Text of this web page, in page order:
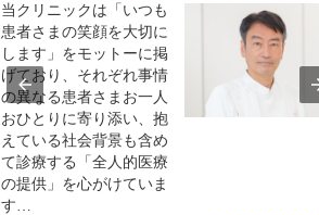
当クリニックは「いつも
患者さまの笑顔を大切に
します」をモットーに掲
げており、それぞれ事情
の異なる患者さまお一人
おひとりに寄り添い、抱
えている社会背景も含め
て診療する「全人的医療
の提供」を心がけていま
す…